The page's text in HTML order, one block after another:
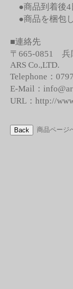
●商品到着後4
●商品を梱包
■連絡先
〒665-0851 兵
ARS Co.,LTD.
Telephone：
E-Mail：
URL：http://
商品ページ